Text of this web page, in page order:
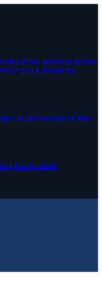
CÙNG KHÁCH HÀNG
TÀI CHÍNH ƯU
Cơ chế nào bảo vệ bên
loạt hạ nhiệt